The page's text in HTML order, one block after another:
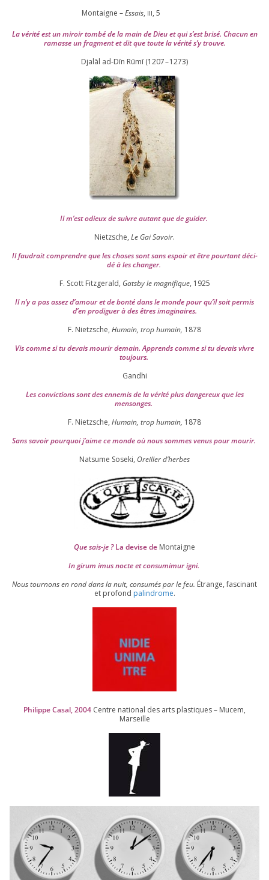
Montaigne –Essais, III, 5
La véri­té est un miroir tom­bé de la main de Dieu et qui s’est bri­sé. Chacun en
ramasse un frag­ment et dit que toute la véri­té s’y trouve.
Djalāl ad-Dīn Rūmī (1207–1273)
Il m’est odieux de suivre autant que de gui­der.
Nietzsche, Le Gai Savoir.
Il fau­drait com­prendre que les choses sont sans espoir et être pour­tant déci­
dé à les chan­ger.
F. Scott Fitzgerald, Gatsby le magni­fique, 1925
Il n’y a pas assez d’a­mour et de bon­té dans le monde pour qu’il soit per­mis
d’en pro­di­guer à des êtres imaginaires.
F. Nietzsche, Humain, trop humain, 1878
Vis comme si tu devais mou­rir demain. Apprends comme si tu devais vivre
toujours.
Gandhi
Les convic­tions sont des enne­mis de la véri­té plus dan­ge­reux que les
mensonges.
F. Nietzsche, Humain, trop humain, 1878
Sans savoir pour­quoi j’aime ce monde où nous sommes venus pour mourir.
Natsume Soseki, Oreiller d’herbes
Que sais-je ?La devise de Montaigne
In girum imus nocte et consu­mi­mur igni.
Nous tour­nons en rond dans la nuit, consu­més par le feu. Étrange, fas­ci­nant
et pro­fond palin­drome.
Philippe Casal,2004 Centre natio­nal des arts plas­tiques – Mucem,
Marseille